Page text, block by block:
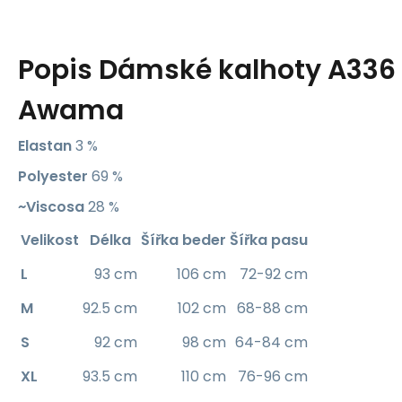
Popis Dámské kalhoty
Awama
Elastan3 %
Polyester 69 %
~Viscosa28 %
Velikost
Délka Šířka beder Šířka pasu
L
93 cm 106 cm
72-92 cm
M
92.5 cm 102 cm 68-88 cm
S
92 cm 98 cm 64-84 cm
XL
93.5 cm 110 cm 76-96 cm